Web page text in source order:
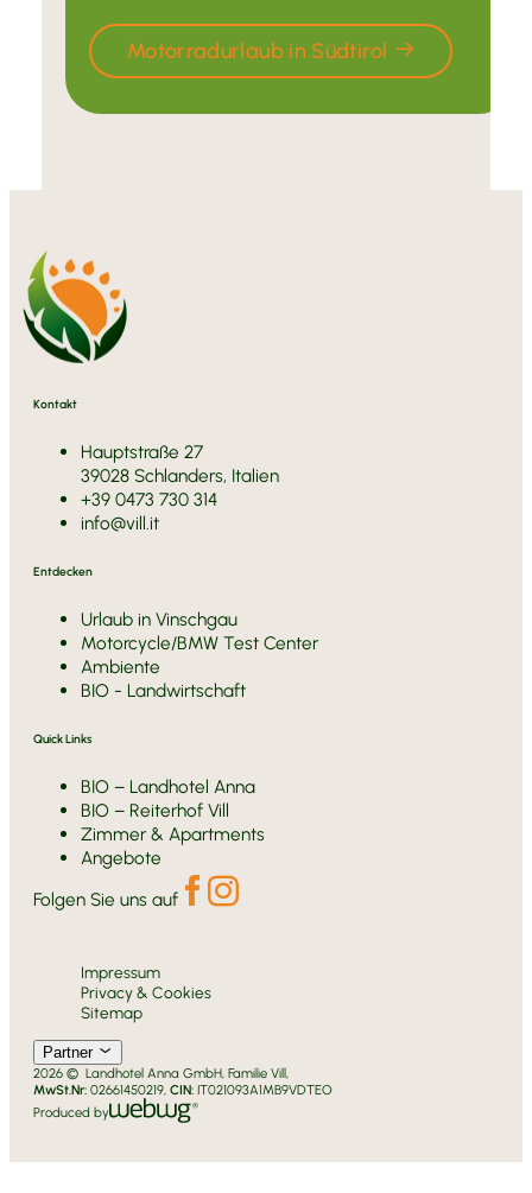
Motorradurlaub in Südtirol
Kontakt
Hauptstraße 27
39028 Schlanders, Italien
+39 0473 730 314
info@vill.it
Entdecken
Urlaub in Vinschgau
Motorcycle/BMW Test Center
Ambiente
BIO - Landwirtschaft
Quick Links
BIO – Landhotel Anna
BIO – Reiterhof Vill
Zimmer & Apartments
Angebote
Folgen Sie uns auf
2026 © Landhotel Anna GmbH, Familie Vill,
MwSt.Nr: 02661450219, CIN: IT021093A1MB9VDTEO
Impressum
Privacy & Cookies
Sitemap
Partner
Produced by